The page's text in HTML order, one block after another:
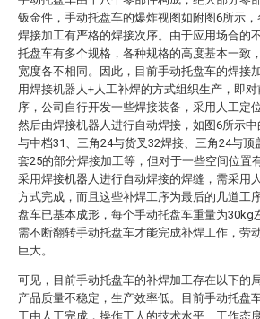
钣金件，手动托盘车的爆炸视图如附图6所示，
焊接加工有严格的焊接次序。由于应用场合的
托盘车有多个规格，各种规格的高度基本一致
宽度各不相同。因此，目前手动托盘车的焊接
用焊接机器人+人工补焊的方式组织生产，即
序，公司自行开发一些焊接装备，采用人工定
然后由焊接机器人进行自动焊接，如图6所示中
与中档31、三角24与货叉32焊接、三角24与顶
套25的部分焊接加工等，但对于一些空间位置
采用焊接机器人进行自动焊接的焊缝，需采用
方式完成，而且这些补焊工序为最后的几道工
盘车已基本成形，每个手动托盘车重量为30kg
需不断翻转手动托盘车才能完成补焊工作，劳
巨大。
可见，目前手动托盘车的补焊加工存在以下的
产品质量不稳定，生产效率低。目前手动托盘
工由人工完成，操作工人的技术水平、工作态